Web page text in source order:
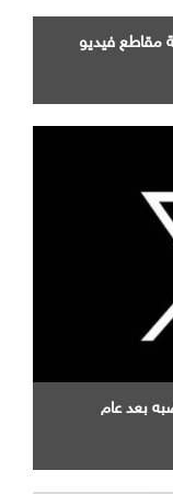
مقاطع فيديو
بعد عام